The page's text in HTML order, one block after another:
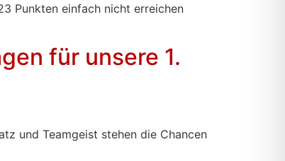
Punkten einfach nicht erreichen
für unsere 1.
und Teamgeist stehen die Chancen